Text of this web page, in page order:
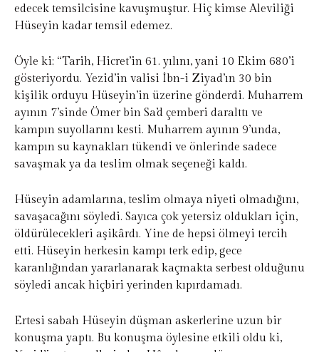
edecek temsilcisine kavuşmuştur. Hiç kimse Aleviliği
Hüseyin kadar temsil edemez.
Öyle ki; “Tarih, Hicret’in 61. yılını, yani 10 Ekim 680’i
gösteriyordu. Yezid’in valisi İbn-i Ziyad’ın 30 bin
kişilik orduyu Hüseyin’in üzerine gönderdi. Muharrem
ayının 7’sinde Ömer bin Sa’d çemberi daralttı ve
kampın suyollarını kesti. Muharrem ayının 9’unda,
kampın su kaynakları tükendi ve önlerinde sadece
savaşmak ya da teslim olmak seçeneği kaldı.
Hüseyin adamlarına, teslim olmaya niyeti olmadığını,
savaşacağını söyledi. Sayıca çok yetersiz oldukları için,
öldürülecekleri aşikârdı. Yine de hepsi ölmeyi tercih
etti. Hüseyin herkesin kampı terk edip, gece
karanlığından yararlanarak kaçmakta serbest olduğunu
söyledi ancak hiçbiri yerinden kıpırdamadı.
Ertesi sabah Hüseyin düşman askerlerine uzun bir
konuşma yaptı. Bu konuşma öylesine etkili oldu ki,